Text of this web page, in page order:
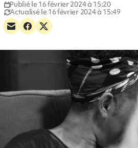
Publié le 16 février 2024 à 15:20
Actualisé le 16 février 2024 à 15:49